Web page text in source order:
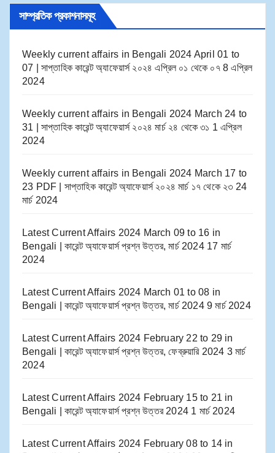
সাম্প্রতিক প্রকাশনাসমূহ
Weekly current affairs in Bengali 2024 April 01 to
07 | সাপ্তাহিক কারেন্ট অ্যাফেয়ার্স ২০২৪ এপ্রিল ০১ থেকে ০৭ 8 এপ্রিল
2024
Weekly current affairs in Bengali 2024 March 24 to
31 | সাপ্তাহিক কারেন্ট অ্যাফেয়ার্স ২০২৪ মার্চ ২৪ থেকে ৩১ 1 এপ্রিল
2024
Weekly current affairs in Bengali 2024 March 17 to
23 PDF | সাপ্তাহিক কারেন্ট অ্যাফেয়ার্স ২০২৪ মার্চ ১৭ থেকে ২৩ 24
মার্চ 2024
Latest Current Affairs 2024 March 09 to 16​ in
Bengali | কারেন্ট অ্যাফেয়ার্স প্রশ্ন উত্তর, মার্চ 2024 17 মার্চ
2024
Latest Current Affairs 2024 March 01 to 08​ in
Bengali | কারেন্ট অ্যাফেয়ার্স প্রশ্ন উত্তর, মার্চ 2024 9 মার্চ 2024
Latest Current Affairs 2024 February 22 to 29​ in
Bengali | কারেন্ট অ্যাফেয়ার্স প্রশ্ন উত্তর, ফেব্রুয়ারি 2024 3 মার্চ
2024
Latest Current Affairs 2024 February 15 to 21​ in
Bengali | কারেন্ট অ্যাফেয়ার্স প্রশ্ন উত্তর 2024 1 মার্চ 2024
Latest Current Affairs 2024 February 08 to 14​ in